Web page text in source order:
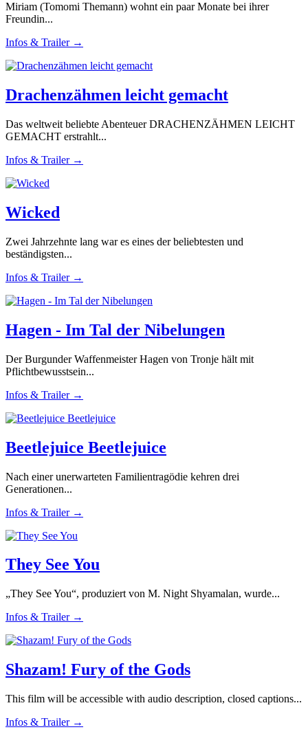
Miriam (Tomomi Themann) wohnt ein paar Monate bei ihrer
Freundin...
Infos & Trailer →
Drachenzähmen leicht gemacht
Das weltweit beliebte Abenteuer DRACHENZÄHMEN LEICHT
GEMACHT erstrahlt...
Infos & Trailer →
Wicked
Zwei Jahrzehnte lang war es eines der beliebtesten und
beständigsten...
Infos & Trailer →
Hagen - Im Tal der Nibelungen
Der Burgunder Waffenmeister Hagen von Tronje hält mit
Pflichtbewusstsein...
Infos & Trailer →
Beetlejuice Beetlejuice
Nach einer unerwarteten Familientragödie kehren drei
Generationen...
Infos & Trailer →
They See You
„They See You“, produziert von M. Night Shyamalan, wurde...
Infos & Trailer →
Shazam! Fury of the Gods
This film will be accessible with audio description, closed captions...
Infos & Trailer →